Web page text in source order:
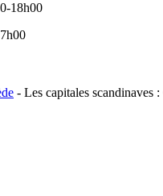
18h00
- Les capitales scandinaves